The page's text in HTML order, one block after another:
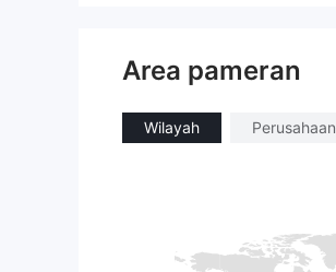
Area pameran
Wilayah Perusahaan